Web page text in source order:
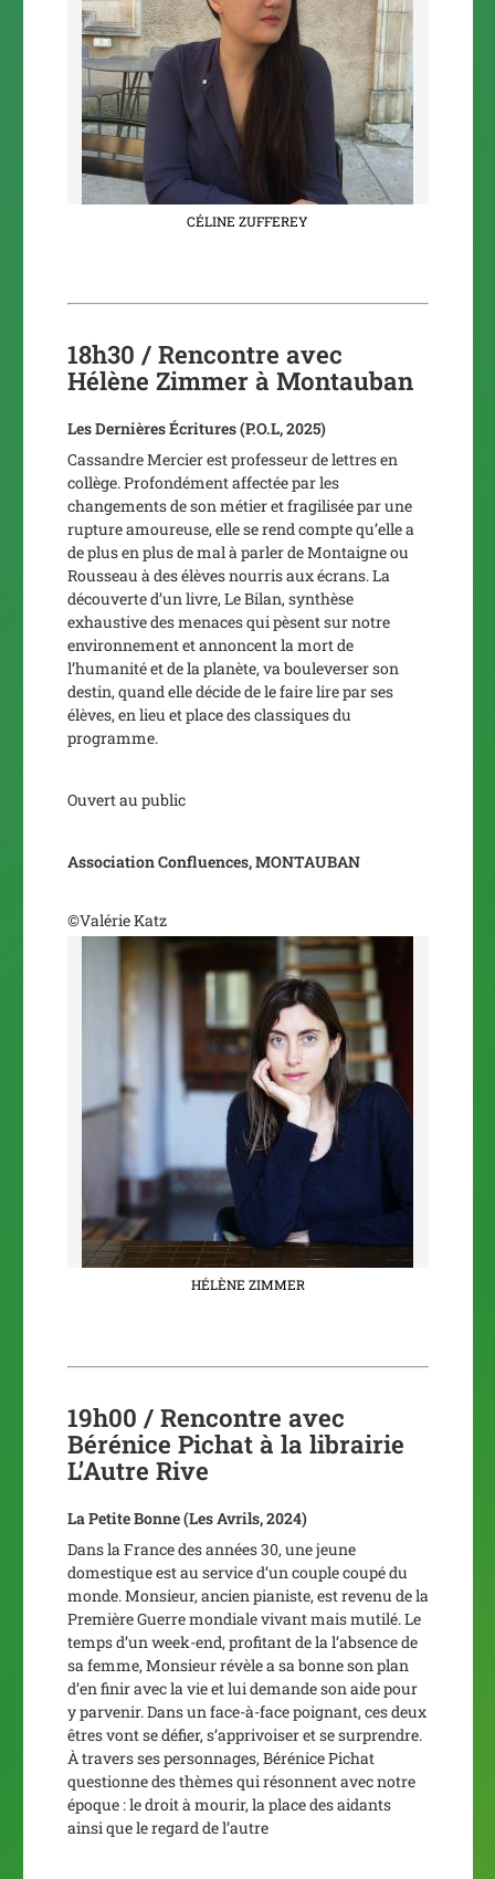
CÉLINE ZUFFEREY
18h30 / Rencontre avec
Hélène Zimmer à Montauban
Les Dernières Écritures(P.O.L, 2025)
Cassandre Mercier est professeur de lettres en
collège. Profondément affectée par les
changements de son métier et fragilisée par une
rupture amoureuse, elle se rend compte qu’elle a
de plus en plus de mal à parler de Montaigne ou
Rousseau à des élèves nourris aux écrans. La
découverte d’un livre,Le Bilan, synthèse
exhaustive des menaces qui pèsent sur notre
environnement et annoncent la mort de
l’humanité et de la planète, va bouleverser son
destin, quand elle décide de le faire lire par ses
élèves, en lieu et place des classiques du
programme.
Ouvert au public
Association Confluences, MONTAUBAN
©Valérie Katz
HÉLÈNE ZIMMER
19h00 /Rencontre avec
Bérénice Pichat à la librairie
L’Autre Rive
La Petite Bonne(Les Avrils, 2024)
Dans la France des années 30, une jeune
domestique est au service d’un couple coupé du
monde. Monsieur, ancien pianiste, est revenu de la
Première Guerre mondiale vivant mais mutilé. Le
temps d’un week-end, profitant de la l’absence de
sa femme, Monsieur révèle a sa bonne son plan
d’en finir avec la vie et lui demande son aide pour
y parvenir. Dans un face-à-face poignant, ces deux
êtres vont se défier, s’apprivoiser et se surprendre.
À travers ses personnages, Bérénice Pichat
questionne des thèmes qui résonnent avec notre
époque : le droit à mourir, la place des aidants
ainsi que le regard de l’autre